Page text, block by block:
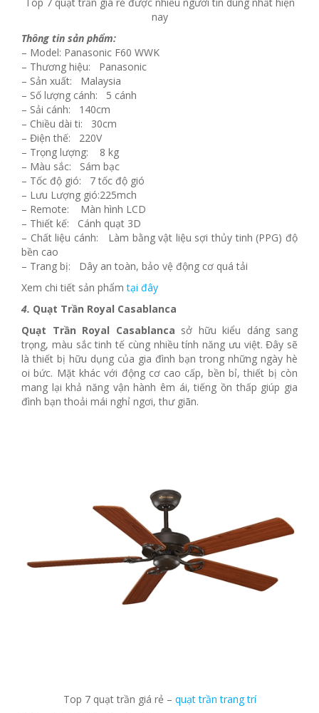
nay
Thông tin sản phẩm:
– Model: Panasonic F60 WWK
– Thương hiệu: Panasonic
– Sản xuất: Malaysia
– Số lượng cánh: 5 cánh
– Sải cánh: 140cm
– Chiều dài ti: 30cm
– Điện thế: 220V
– Trọng lượng: 8 kg
– Màu sắc: Sám bạc
– Tốc độ gió: 7 tốc độ gió
– Lưu Lượng gió:225mch
– Remote: Màn hình LCD
– Thiết kế: Cánh quạt 3D
– Chất liệu cánh: Làm bằng vật liệu sợi thủy tinh (PPG) độ
bền cao
– Trang bị: Dây an toàn, bảo vệ động cơ quá tải
Xem chi tiết sản phẩmtại đây
4. Quạt Trần Royal Casablanca
Quạt Trần Royal Casablanca sở hữu kiểu dáng sang
trọng, màu sắc tinh tế cùng nhiều tính năng ưu việt. Đây sẽ
là thiết bị hữu dụng của gia đình bạn trong những ngày hè
oi bức. Mặt khác với động cơ cao cấp, bền bỉ, thiết bị còn
mang lại khả năng vận hành êm ái, tiếng ồn thấp giúp gia
đình bạn thoải mái nghỉ ngơi, thư giãn.
Top 7 quạt trần giá rẻ – quạt trần trang trí